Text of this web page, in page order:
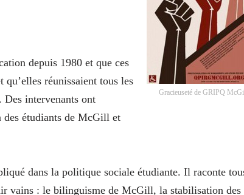
Gracieuseté de GRIPQ
depuis 1980 et que ces
réunissaient tous les
Des intervenants ont
des étudiants de McGill et
dans la politique sociale étudiante. Il raconte
vains : le bilinguisme de McGill, la stabilisation des